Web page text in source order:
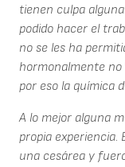
tienen culpa
podido hacer el
no se les ha
hormonalmente
por eso la química
A lo mejor alguna
propia experiencia.
una cesárea y